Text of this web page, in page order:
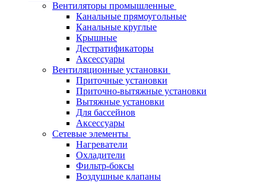
Вентиляторы промышленные
Канальные прямоугольные
Канальные круглые
Крышные
Дестратификаторы
Аксессуары
Вентиляционные установки
Приточные установки
Приточно-вытяжные установки
Вытяжные установки
Для бассейнов
Аксессуары
Сетевые элементы
Нагреватели
Охладители
Фильтр-боксы
Воздушные клапаны